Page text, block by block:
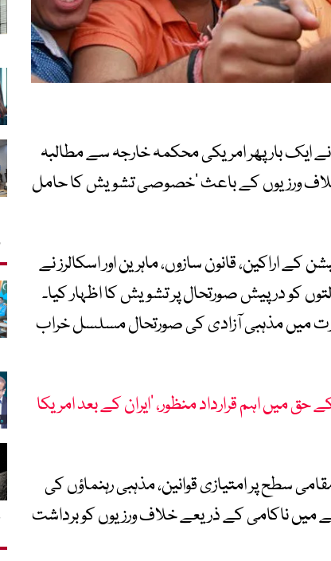
ایک بار پھر امریکی محکمہ خارجہ سے مطالبہ
ورزیوں کے باعث ‘خصوصی تشویش کا حامل
اراکین، قانون سازوں، ماہرین اور اسکالرز نے
کو درپیش صورتحال پر تشویش کا اظہار کیا۔
میں مذہبی آزادی کی صورتحال مسلسل خراب
میں اہم قرارداد منظور، ’ایران کے بعد امریکا
سطح پر امتیازی قوانین، مذہبی رہنماؤں کی
میں ناکامی کے ذریعے خلاف ورزیوں کو برداشت